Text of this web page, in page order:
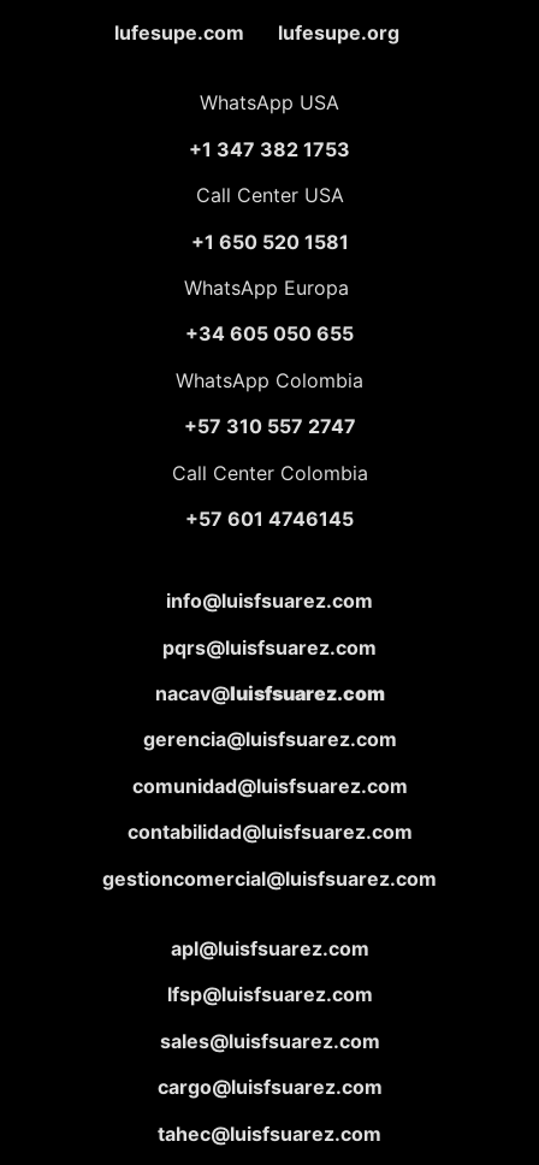
lufesupe.com lufesupe.org
WhatsApp USA
+1 347 382 1753
Call Center USA
+1 650 520 1581
WhatsApp Europa
+34 605 050 655
WhatsApp Colombia
+57 310 557 2747
Call Center Colombia
+57 601 4746145
info@luisfsuarez.com
pqrs@luisfsuarez.com
nacav@luisfsuarez.com
gerencia@luisfsuarez.com
comunidad@luisfsuarez.com
contabilidad@luisfsuarez.com
gestioncomercial@luisfsuarez.com
apl@luisfsuarez.com
lfsp@luisfsuarez.com
sales@luisfsuarez.com
cargo@luisfsuarez.com
tahec@luisfsuarez.com